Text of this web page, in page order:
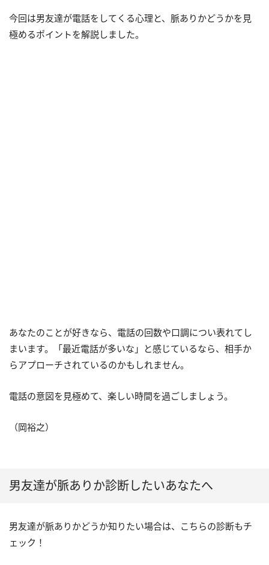
今回は男友達が電話をしてくる心理と、脈ありかどうかを見
極めるポイントを解説しました。
あなたのことが好きなら、電話の回数や口調につい表れてし
まいます。「最近電話が多いな」と感じているなら、相手か
らアプローチされているのかもしれません。
電話の意図を見極めて、楽しい時間を過ごしましょう。
（岡裕之）
男友達が脈ありか診断したいあなたへ
男友達が脈ありかどうか知りたい場合は、こちらの診断もチ
ェック！